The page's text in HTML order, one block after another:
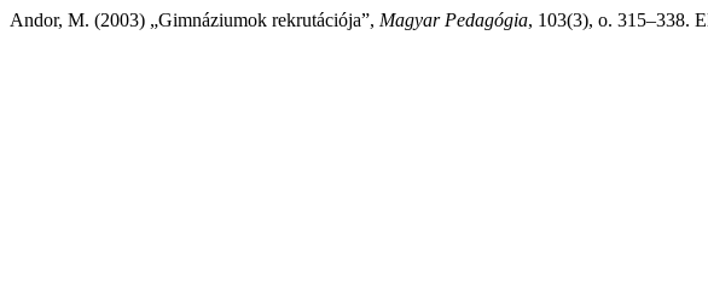
Andor, M. (2003) „Gimnáziumok rekrutációja”, Magyar Pedagógia, 103(3), o. 315–338.